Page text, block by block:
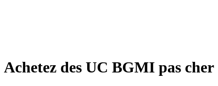
Achetez des UC BGMI pas cher